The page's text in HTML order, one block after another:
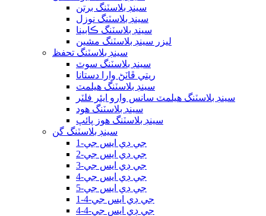
سينڊ بلاسٽنگ برتن
سينڊ بلاسٽنگ نوزل
سينڊ بلاسٽنگ ڪابينا
ليزر سينڊ بلاسٽنگ مشين
سينڊ بلاسٽنگ تحفظ
سينڊ بلاسٽنگ سوٽ
ريتي ڦاٽڻ وارا دستانا
سينڊ بلاسٽنگ هيلمٽ
سينڊ بلاسٽنگ هيلمٽ سانس وارو ايئر فلٽر
سينڊ بلاسٽنگ هود
سينڊ بلاسٽنگ هوز پائپ
سينڊ بلاسٽنگ گن
جي ڊي ايس جي-1
جي ڊي ايس جي-2
جي ڊي ايس جي-3
جي ڊي ايس جي-4
جي ڊي ايس جي-5
جي ڊي ايس جي-4-1
جي ڊي ايس جي-4-4